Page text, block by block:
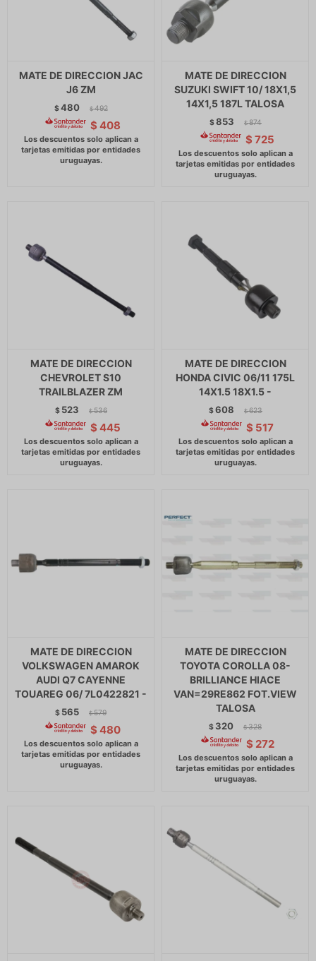
MATE DE DIRECCION JAC
J6 ZM
$480 $ 492
$ 408
MATE DE DIRECCION
SUZUKI SWIFT 10/ 18X1,5
14X1,5 187L TALOSA
$853 $ 874
$ 725
MATE DE DIRECCION
CHEVROLET S10
TRAILBLAZER ZM
$ 523 $ 536
$ 445
MATE DE DIRECCION
HONDA CIVIC 06/11 175L
14X1.5 18X1.5 -
$608 $ 623
$ 517
MATE DE DIRECCION
VOLKSWAGEN AMAROK
AUDI Q7 CAYENNE
TOUAREG 06/ 7L0422821 -
$ 565 $ 579
$ 480
MATE DE DIRECCION
TOYOTA COROLLA 08-
BRILLIANCE HIACE
VAN=29RE862 FOT.VIEW
TALOSA
$ 320 $ 328
$ 272